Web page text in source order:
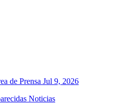
de Prensa Jul 9, 2026
Noticias